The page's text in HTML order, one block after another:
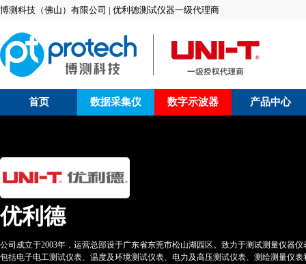
博测科技（佛山）有限公司 | 优利德测试仪器一级代理商
首页 数据采集仪 数字示波器 产品中心
优利德
公司成立于2003年，运营总部设于广东省东莞市松山湖园区。致力于测试测量仪器
包括电子电工测试仪表、温度及环境测试仪表、电力及高压测试仪表、测绘测量仪